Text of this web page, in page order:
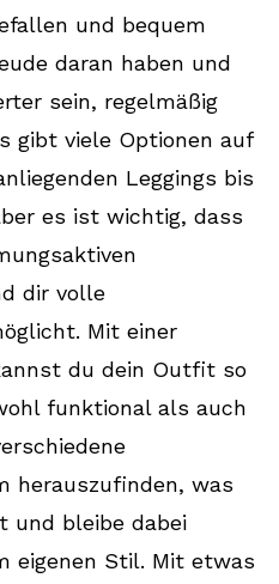
und bequem
daran haben und
sein, regelmäßig
gibt viele Optionen auf
Leggings bis
es ist wichtig, dass
dir volle
Mit einer
du dein Outfit so
funktional als auch
herauszufinden, was
und bleibe dabei
eigenen Stil. Mit etwas